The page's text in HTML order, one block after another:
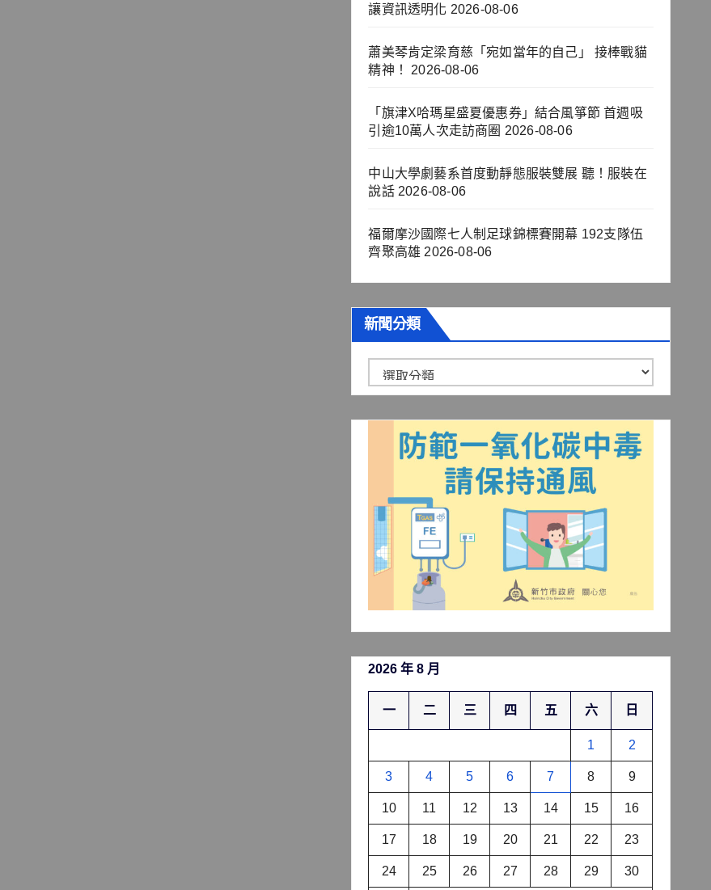
讓資訊透明化 2026-08-06
蕭美琴肯定梁育慈「宛如當年的自己」 接棒戰貓
精神！
2026-08-06
「旗津X哈瑪星盛夏優惠券」結合風箏節 首週吸
引逾10萬人次走訪商圈 2026-08-06
中山大學劇藝系首度動靜態服裝雙展 聽！服裝在
說話 2026-08-06
福爾摩沙國際七人制足球錦標賽開幕 192支隊伍
齊聚高雄 2026-08-06
新聞分類
聞
分
2026 年 8 月
一 二 三 四 五 六 日
1 2
3 4 5 6 7 8 9
10 11 12 13 14 15 16
17 18 19 20 21 22 23
24 25 26 27 28 29 30